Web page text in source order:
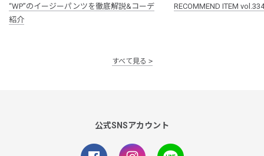
“WP”のイージーパンツを徹底解説&コーデ
紹介
RECOMMEND ITEM vol.334
すべて見る
公式SNSアカウント